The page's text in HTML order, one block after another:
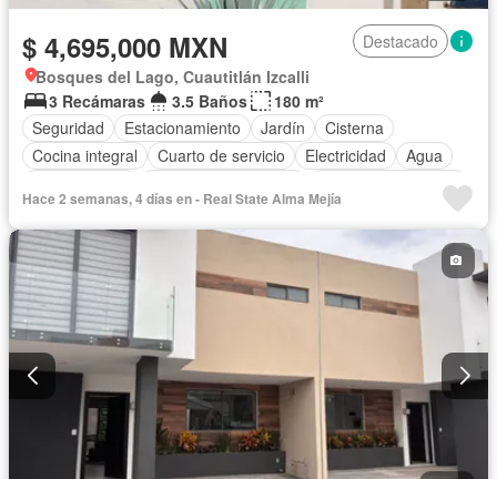
$ 4,695,000 MXN
Destacado
Bosques del Lago, Cuautitlán Izcalli
3 Recámaras
3.5 Baños
180 m²
Seguridad
Estacionamiento Jardín
Cisterna
Cocina integral
Cuarto de servicio Electricidad
Agua
Caseta de vigilancia
Hace 2 semanas, 4 días en - Real State Alma Mejía